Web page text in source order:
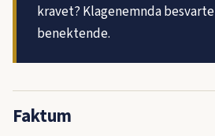
kravet? Klagenemnda
benektende.
Faktum